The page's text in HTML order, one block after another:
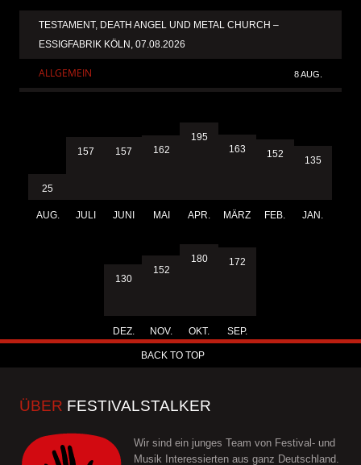
TESTAMENT, DEATH ANGEL UND METAL CHURCH –
ESSIGFABRIK KÖLN, 07.08.2026
ALLGEMEIN 8 AUG.
25
AUG.
157
JULI
157
JUNI
162
MAI
195
APR.
163
MÄRZ
152
FEB.
135
JAN.
130
DEZ.
152
NOV.
180
OKT.
172
SEP.
BACK TO TOP
ÜBER FESTIVALSTALKER
Wir sind ein junges Team von Festival- und
Musik Interessierten aus ganz Deutschland.